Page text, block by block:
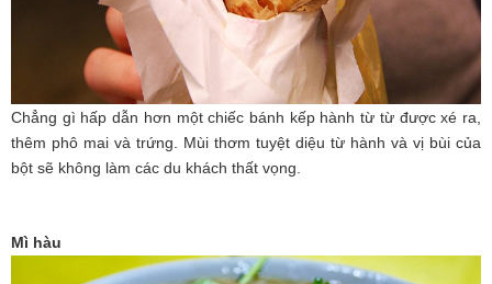
Chẳng gì hấp dẫn hơn một chiếc bánh kếp hành từ từ được xé ra,
thêm phô mai và trứng. Mùi thơm tuyệt diệu từ hành và vị bùi của
bột sẽ không làm các du khách thất vọng.
Mì hàu